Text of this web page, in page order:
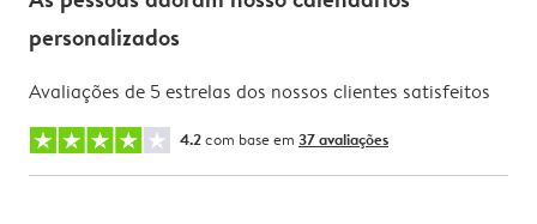
personalizados
Avaliações de 5 estrelas dos nossos clientes satisfeitos
4.2com base em 37 avaliações